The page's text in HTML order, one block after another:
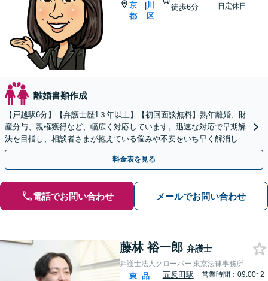
京
都
|川
区
徒歩6分
日定休日
離婚書類作成
【戸越駅6分】【弁護士歴1３年以上】【初回面談無料】熟年離婚、財
産分与、親権獲得など、幅広く対応しています。迅速な対応で早期解
決を目指し、相談者さまが抱えている悩みや不安をいち早く解消しま
す。お気軽にご相談ください。【電話・メール相談可】
料金表を見る
電話でお問い合わせ メールでお問い合わせ
藤林 裕一郎 弁護士
弁護士法人クローバー 東京法律事務所
東 品
五反田駅
営業時間：09:00~2